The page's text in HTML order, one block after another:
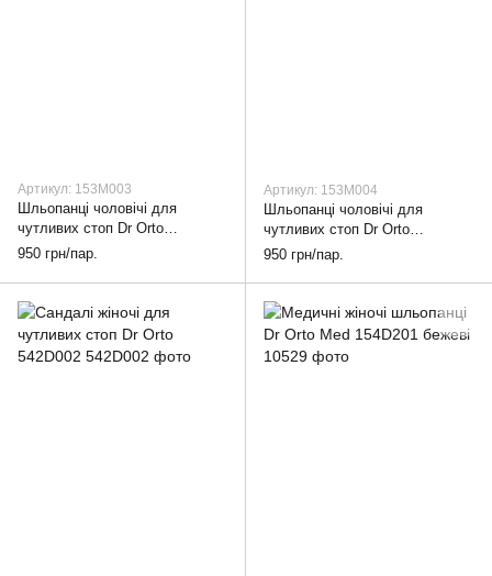
Артикул: 153M003
Шльопанці чоловічі для
чутливих стоп Dr Orto
153M003, 40
950 грн/пар.
Артикул: 153M004
Шльопанці чоловічі для
чутливих стоп Dr Orto
153M004, 40
950 грн/пар.